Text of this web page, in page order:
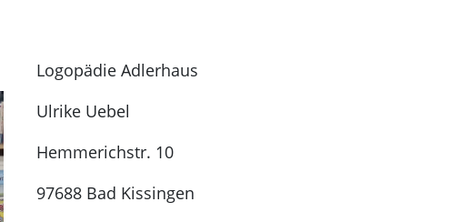
Logopädie Adlerhaus
Ulrike Uebel
Hemmerichstr. 10
97688 Bad Kissingen